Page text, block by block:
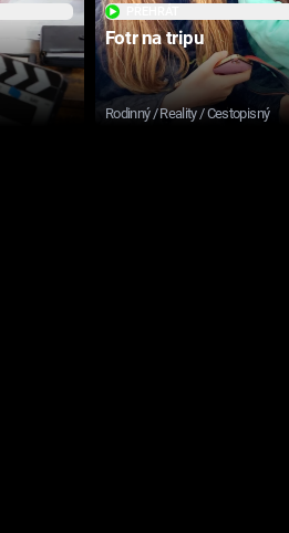
Fotr na tripu
Rodinný / Reality / Cestopisný